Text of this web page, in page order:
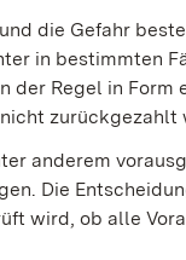
die Gefahr
in bestimmten
Regel in Form
zurückgezahlt
anderem
Die
wird, ob alle